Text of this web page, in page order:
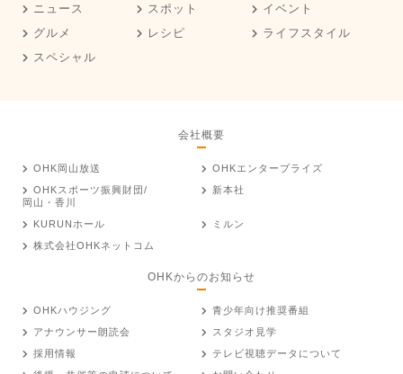
ニュース スポット
イベント
グルメ
レシピ
ライフスタイル
スペシャル
会社概要
OHK岡山放送
OHKエンタープライズ
OHKスポーツ振興財団/
岡山・香川
新本社
KURUNホール
ミルン
株式会社OHKネットコム
OHKからのお知らせ
OHKハウジング
青少年向け推奨番組
アナウンサー朗読会
スタジオ見学
採用情報
テレビ視聴データについて